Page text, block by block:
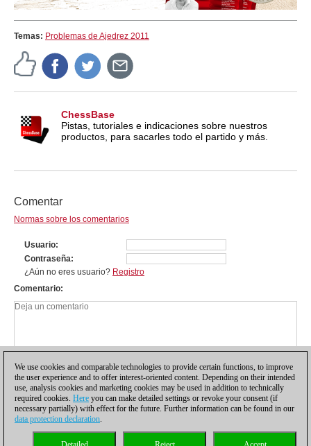
Temas: Problemas de Ajedrez 2011
ChessBase
Pistas, tutoriales e indicaciones sobre nuestros
productos, para sacarles todo el partido y más.
Comentar
Normas sobre los comentarios
Usuario
Contraseña
¿Aún no eres usuario? Registro
Comentario
Política de privacidad |Para contactar Cookies Management
We use cookies and comparable technologies to provide certain functions, to improve
the user experience and to offer interest-oriented content. Depending on their intended
use, analysis cookies and marketing cookies may be used in addition to technically
required cookies. Here you can make detailed settings or revoke your consent (if
necessary partially) with effect for the future. Further information can be found in our
data protection declaration.